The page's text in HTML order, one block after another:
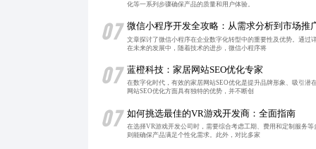
化等一系列步骤确保产品的质量和用户体验。
07 微信小程序开发全攻略：从需求分析到市场推
文章探讨了微信小程序在企业数字化转型中的重要性及优势。通
在未来的发展中，随着技术的进步，微信小程序将
07 蓝橙科技：家居网站SEO优化专家
在数字化时代，有效的家居网站SEO优化是提升品牌形象、吸引
网站SEO优化方面具有独特的优势，并不断创
07 如何挑选最佳的VR游戏开发商：全面指南
在选择VR游戏开发公司时，需要综合考虑工期、费用和定制服务
则能确保产品满足个性化需求。此外，对比多家